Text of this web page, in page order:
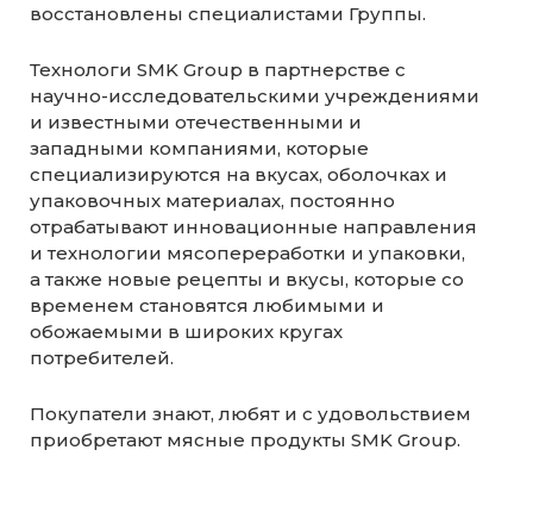
восстановлены специалистами Группы.
Технологи SMK Group в партнерстве с
научно-исследовательскими учреждениями
и известными отечественными и
западными компаниями, которые
специализируются на вкусах, оболочках и
упаковочных материалах, постоянно
отрабатывают инновационные направления
и технологии мясопереработки и упаковки,
а также новые рецепты и вкусы, которые со
временем становятся любимыми и
обожаемыми в широких кругах
потребителей.
Покупатели знают, любят и с удовольствием
приобретают мясные продукты SMK Group.